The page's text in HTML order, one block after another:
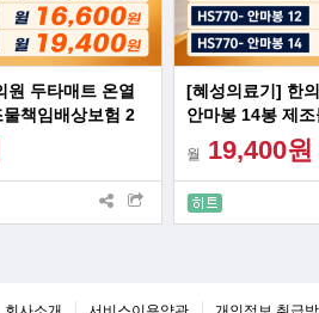
두타매트 온열
책임배상보험 2
[혜성의료기] 한
안마봉 14봉 제
억원 가입
월 19,400원